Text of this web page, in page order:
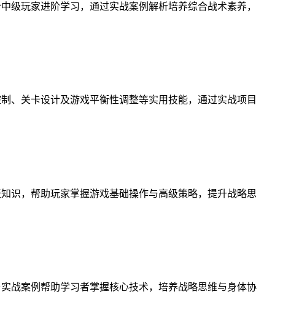
玩家进阶学习，通过实战案例解析培养综合战术素养，
、关卡设计及游戏平衡性调整等实用技能，通过实战项目
识，帮助玩家掌握游戏基础操作与高级策略，提升战略思
战案例帮助学习者掌握核心技术，培养战略思维与身体协